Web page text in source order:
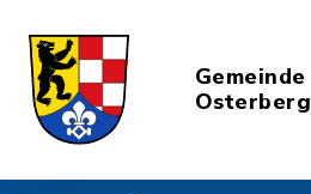
Gemeinde
Osterberg